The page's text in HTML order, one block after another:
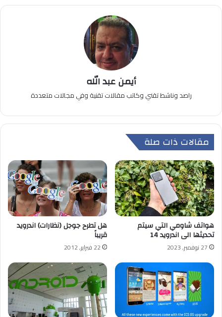
أيمن عبد الله
راصد وناشط تقني وكاتب مقالات تقنية وفي مجالات متعددة
مقالات ذات صلة
هواتف شاومي التي سيتم
تحديثها الى اندرويد 14
27 نوفمبر, 2023
هل تطرح جوجل (نظارات) اندرويد
قريباً
22 فبراير, 2012